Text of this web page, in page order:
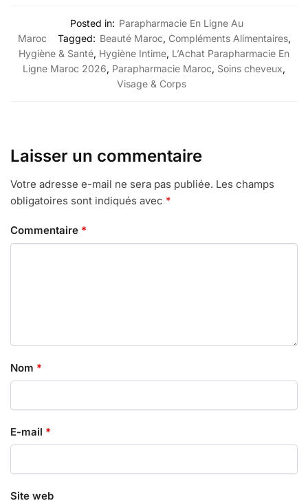
Posted in: Parapharmacie En Ligne Au
Maroc
Tagged: Beauté Maroc, Compléments Alimentaires,
Hygiène & Santé, Hygiène Intime, L’Achat Parapharmacie En
Ligne Maroc 2026, Parapharmacie Maroc, Soins cheveux,
Visage & Corps
Laisser un commentaire
Votre adresse e-mail ne sera pas publiée. Les champs
obligatoires sont indiqués avec *
Commentaire *
Nom *
E-mail *
Site web